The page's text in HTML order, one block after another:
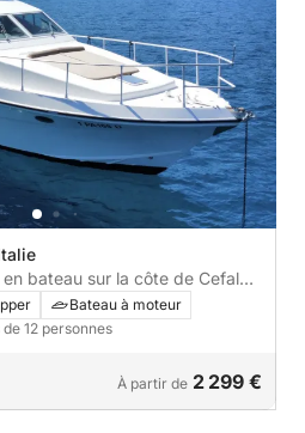
bateau sur la côte de Cefalù
Bateau à moteur
de 12 personnes
À partir de 2 299 €